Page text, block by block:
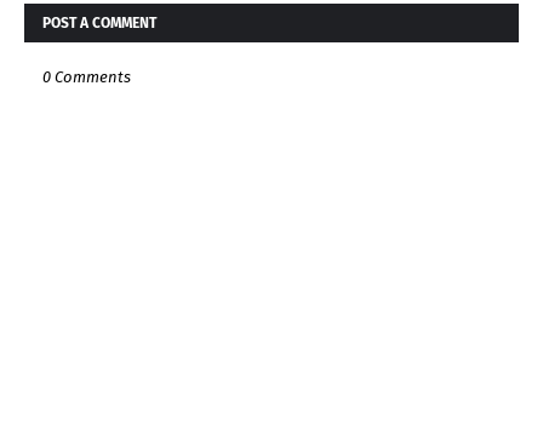
POST A COMMENT
0 Comments